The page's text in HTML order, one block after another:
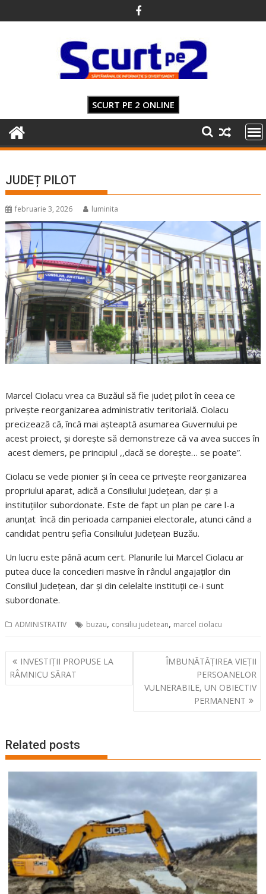
to
SCURT PE 2 ONLINE
JUDEȚ PILOT
februarie 3, 2026 luminita
Marcel Ciolacu vrea ca Buzăul să fie județ pilot în ceea ce
privește reorganizarea administrativ teritorială. Ciolacu
precizează că, încă mai așteaptă asumarea Guvernului pe
acest proiect, și dorește să demonstreze că va avea succes în
acest demers, pe principiul ,,dacă se dorește… se poate”.
Ciolacu se vede pionier și în ceea ce privește reorganizarea
propriului aparat, adică a Consiliului Județean, dar și a
instituțiilor subordonate. Este de fapt un plan pe care l-a
anunțat încă din perioada campaniei electorale, atunci când a
candidat pentru șefia Consiliului Județean Buzău.
Un lucru este până acum cert. Planurile lui Marcel Ciolacu ar
putea duce la concedieri masive în rândul angajaților din
Consiliul Județean, dar și din celelalte instituții ce-i sunt
subordonate.
ADMINISTRATIV buzau, consiliu judetean, marcel ciolacu
Navigare
în
articole
INVESTIȚII PROPUSE LA
RÂMNICU SĂRAT
ÎMBUNĂTĂȚIREA VIEȚII
PERSOANELOR
VULNERABILE, UN OBIECTIV
PERMANENT
Related posts